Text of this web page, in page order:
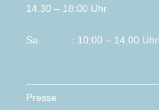
14.30 – 18:00 Uhr
Sa. : 10:00 – 14.00 Uhr
Presse